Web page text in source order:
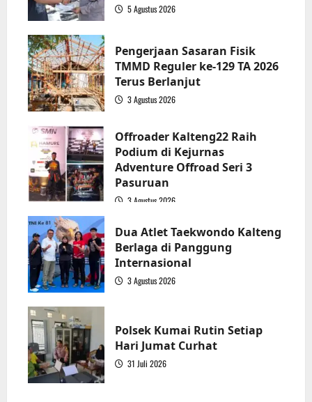
5 Agustus 2026
Pengerjaan Sasaran Fisik
TMMD Reguler ke-129 TA 2026
Terus Berlanjut
3 Agustus 2026
Offroader Kalteng22 Raih
Podium di Kejurnas
Adventure Offroad Seri 3
Pasuruan
3 Agustus 2026
Dua Atlet Taekwondo Kalteng
Berlaga di Panggung
Internasional
3 Agustus 2026
Polsek Kumai Rutin Setiap
Hari Jumat Curhat
31 Juli 2026